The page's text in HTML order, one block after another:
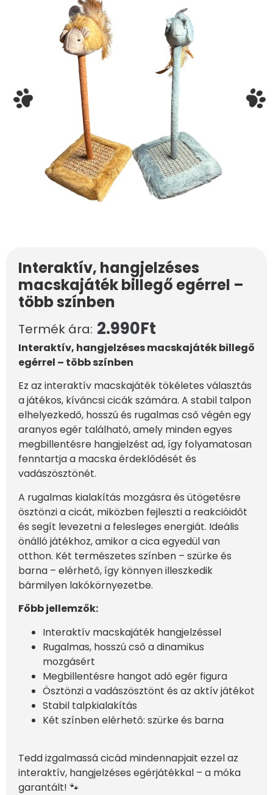
Interaktív, hangjelzéses
macskajáték billegő egérrel –
több színben
Termék ára: 2.990Ft
Interaktív, hangjelzéses macskajáték billegő
egérrel – több színben
Ez az interaktív macskajáték tökéletes választás
a játékos, kíváncsi cicák számára. A stabil talpon
elhelyezkedő, hosszú és rugalmas cső végén egy
aranyos egér található, amely minden egyes
megbillentésre hangjelzést ad, így folyamatosan
fenntartja a macska érdeklődését és
vadászösztönét.
A rugalmas kialakítás mozgásra és ütögetésre
ösztönzi a cicát, miközben fejleszti a reakcióidőt
és segít levezetni a felesleges energiát. Ideális
önálló játékhoz, amikor a cica egyedül van
otthon. Két természetes színben – szürke és
barna – elérhető, így könnyen illeszkedik
bármilyen lakókörnyezetbe.
Főbb jellemzők:
Interaktív macskajáték hangjelzéssel
Rugalmas, hosszú cső a dinamikus
mozgásért
Megbillentésre hangot adó egér figura
Ösztönzi a vadászösztönt és az aktív játékot
Stabil talpkialakítás
Két színben elérhető: szürke és barna
Tedd izgalmassá cicád mindennapjait ezzel az
interaktív, hangjelzéses egérjátékkal – a móka
garantált! 🐾